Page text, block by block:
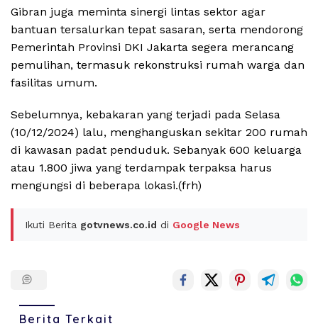
Gibran juga meminta sinergi lintas sektor agar
bantuan tersalurkan tepat sasaran, serta mendorong
Pemerintah Provinsi DKI Jakarta segera merancang
pemulihan, termasuk rekonstruksi rumah warga dan
fasilitas umum.
Sebelumnya, kebakaran yang terjadi pada Selasa
(10/12/2024) lalu, menghanguskan sekitar 200 rumah
di kawasan padat penduduk. Sebanyak 600 keluarga
atau 1.800 jiwa yang terdampak terpaksa harus
mengungsi di beberapa lokasi.(frh)
Ikuti Berita gotvnews.co.id di Google News
Berita Terkait